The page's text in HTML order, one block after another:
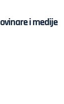
i medije